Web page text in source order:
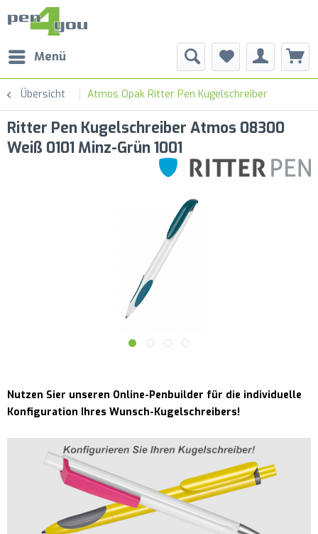
Menü
Übersicht Atmos Opak Ritter Pen Kugelschreiber
Ritter Pen Kugelschreiber Atmos 08300
Weiß 0101 Minz-Grün 1001
Nutzen Sier unseren Online-Penbuilder für die individuelle
Konfiguration Ihres Wunsch-Kugelschreibers!